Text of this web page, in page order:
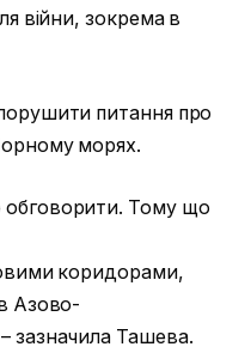
війни, зокрема в
питання про
морях.
обговорити. Тому що
коридорами,
Азово-
зазначила Ташева.